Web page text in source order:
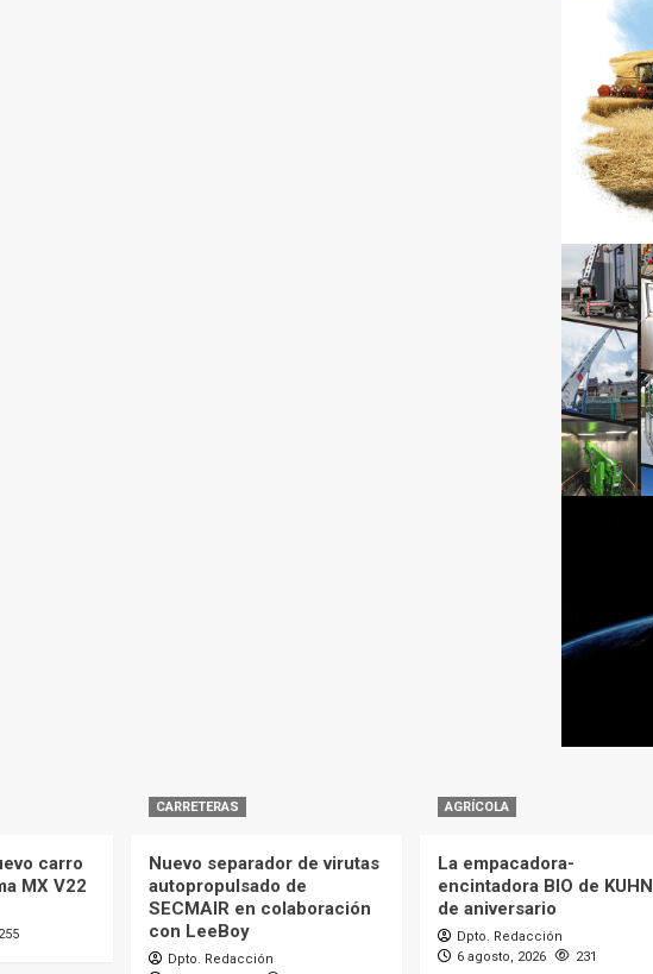
carro
MX V22
CARRETERAS
Nuevo separador de virutas
autopropulsado de
SECMAIR en colaboración
con LeeBoy
Dpto. Redacción
AGRÍCOLA
La empacadora-
encintadora BIO de KUHN
de aniversario
Dpto. Redacción
6 agosto, 2026
231